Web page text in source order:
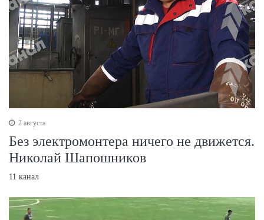
2 августа
Без электромонтера ничего не движется.
Николай Шапошников
11 канал